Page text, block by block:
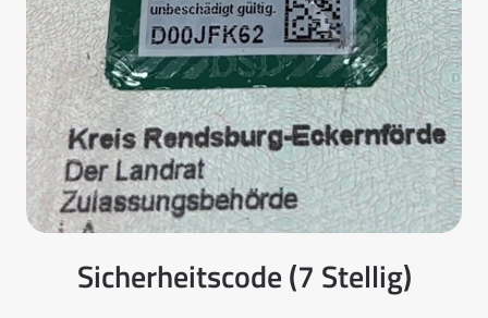
Sicherheitscode (7 Stellig)